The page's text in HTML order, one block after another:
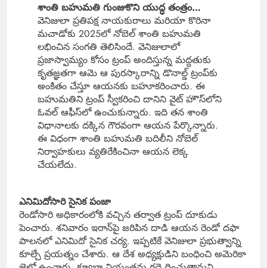
శాంతి బహుమతి గుంజుకొని యుద్ధ తంత్రం…
వెనిజులా ప్రతిపక్ష నాయకురాలు మరియా కొరినా
మచాడోకు 2025లో నోబెల్ శాంతి బహుమతి
లభించిన సంగతి తెలిసిందే. వెనిజులాలో
ప్రజాస్వామ్యం కోసం ట్రంప్ అందిస్తున్న మద్దతుకు
కృతజ్ఞతగా ఆమె ఆ పురస్కారాన్ని డొనాల్డ్ ట్రంప్‌కు
అంకితం చేస్తూ ఆయనకు బహూకరించారు. ఈ
బహుమతిని ట్రంప్ స్వీకరించి దానిని వైట్ హౌస్‌లోని
ఓవల్ ఆఫీస్‌లో ఉంచుకున్నారు. ఇది తన శాంతి
విధానాలకు దక్కిన గౌరవంగా ఆయన పేర్కొన్నారు.
ఈ విధంగా శాంతి బహుమతి బదిలీని నోబెల్
నిర్వాహకులు వ్యతిరేకించినా ఆయన లెక్క
చేయలేదు.
ఎనిమిదోసారి సైనిక పంజా
రెండోసారి అధికారంలోకి వచ్చిన తర్వాత ట్రంప్ దూకుడు
పెంచారు. శనివారం ఇరాన్‌పై జరిపిన దాడి ఆయన రెండో దఫా
పాలనలో ఎనిమిదో సైనిక చర్య. ఇప్పటికే వెనిజులా ప్రభుత్వాన్ని
కూల్చే ప్రయత్నం చేశారు. ఆ దేశ అధ్యక్షుడిని బంధించి అమెరికా